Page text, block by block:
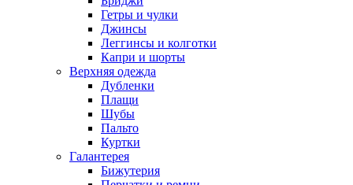
Гетры и чулки
Джинсы
Леггинсы и колготки
Капри и шорты
Верхняя одежда
Дубленки
Плащи
Шубы
Пальто
Куртки
Галантерея
Бижутерия